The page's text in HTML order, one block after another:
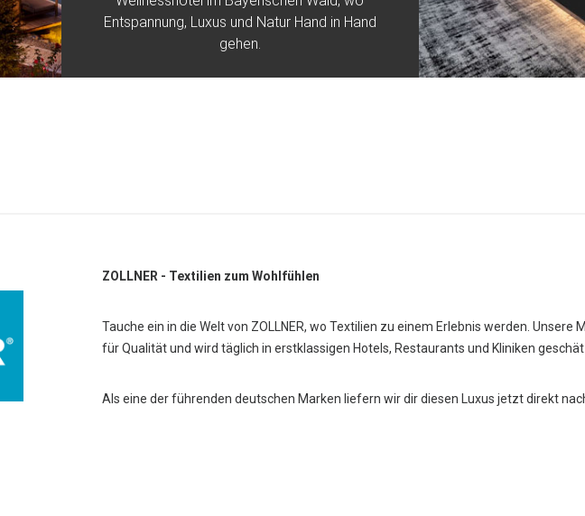
Entspannung, Luxus und Natur Hand in Hand
gehen.
ZOLLNER - Textilien zum Wohlfühlen
Tauche ein in die Welt von ZOLLNER, wo Textilien zu einem Erlebnis werden. Unsere
für Qualität und wird täglich in erstklassigen Hotels, Restaurants und Kliniken
Als eine der führenden deutschen Marken liefern wir dir diesen Luxus jetzt direkt